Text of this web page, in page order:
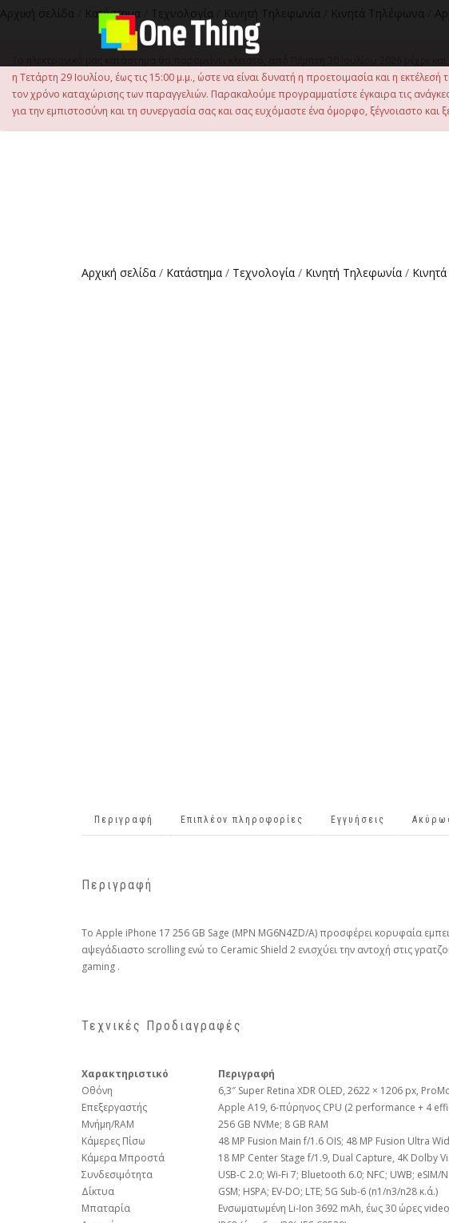
περιεχόμενο
Αρχική σελίδα Κατάστημα Τεχνολογία Κινητή Τηλεφωνία Κινητά Τηλέφωνα
η Τετάρτη 29 Ιουλίου, έως τις 15:00 μ.μ., ώστε να είναι δυνατή η προετοιμασία και η
τον χρόνο καταχώρισης των παραγγελιών. Παρακαλούμε προγραμματίστε έγκαιρα τις
για την εμπιστοσύνη και τη συνεργασία σας και σας ευχόμαστε ένα όμορφο, ξέγνοιαστο και
Αρχική σελίδα / Κατάστημα / Τεχνολογία / Κινητή Τηλεφωνία /
Περιγραφή Επιπλέον πληροφορίες Εγγυήσεις
Περιγραφή
Το Apple iPhone 17 256 GB Sage (MPN MG6N4ZD/A) προσφέρει κορυφαία
αψεγάδιαστο scrolling ενώ το Ceramic Shield 2 ενισχύει την αντοχή στις
gaming .
Τεχνικές Προδιαγραφές
Χαρακτηριστικό
Περιγραφή
Οθόνη
6,3″ Super Retina XDR OLED, 2622 × 1206 px,
Επεξεργαστής
Apple A19, 6-πύρηνος CPU (2 performance + 4
Μνήμη/RAM
256 GB NVMe; 8 GB RAM
Κάμερες Πίσω
48 MP Fusion Main f/1.6 OIS; 48 MP Fusion Ultra
Κάμερα Μπροστά
18 MP Center Stage f/1.9, Dual Capture, 4K Dolby
Συνδεσιμότητα
USB-C 2.0; Wi-Fi 7; Bluetooth 6.0; NFC; UWB; eSIM/
Δίκτυα
GSM; HSPA; EV-DO; LTE; 5G Sub-6 (n1/n3/n28 κ.ά.)
Μπαταρία
Ενσωματωμένη Li-Ion 3692 mAh, έως 30 ώρες